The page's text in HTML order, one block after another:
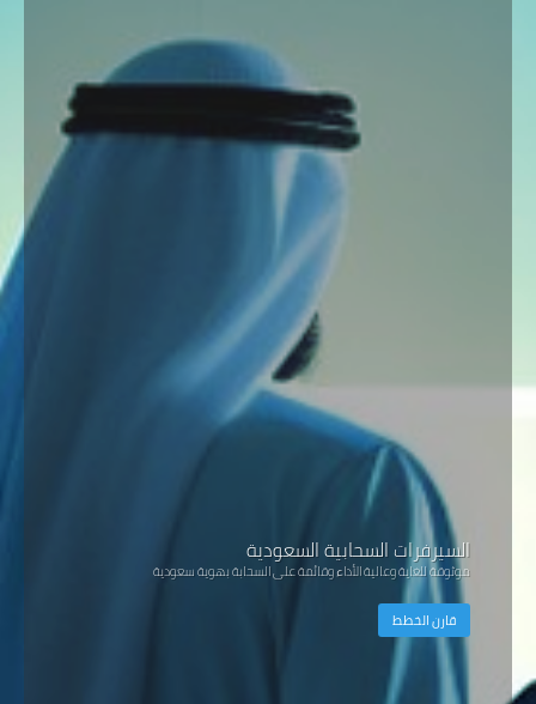
السيرفرات السحابية السعودية
موثوقة للغاية وعالية الأداء وقائمة على السحابة بهوية سعودية
قارن الخطط